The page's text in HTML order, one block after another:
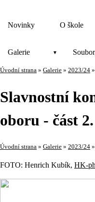
Novinky O škole
Galerie
Úvodní strana » Galerie » 2023/24 »
Slavnostní
oboru - část 2.
Úvodní strana » Galerie » 2023/24 »
FOTO: Henrich Kubík, HK-